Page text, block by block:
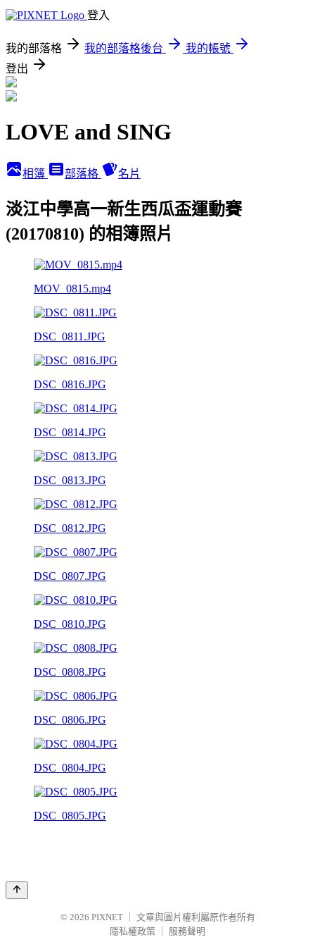
登入
我的部落格 我的部落格後台
我的帳號
登出
LOVE and SING
相簿 部落格 名片
淡江中學高一新生西瓜盃運動賽
(20170810) 的相簿照片
MOV_0815.mp4
DSC_0811.JPG
DSC_0816.JPG
DSC_0814.JPG
DSC_0813.JPG
DSC_0812.JPG
DSC_0807.JPG
DSC_0810.JPG
DSC_0808.JPG
DSC_0806.JPG
DSC_0804.JPG
DSC_0805.JPG
© 2026 PIXNET
文章與圖片權利屬原作者所有
隱私權政策
服務聲明